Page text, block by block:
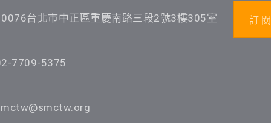
台北市中正區重慶南路三段2號3樓305室
7709-5375
訂